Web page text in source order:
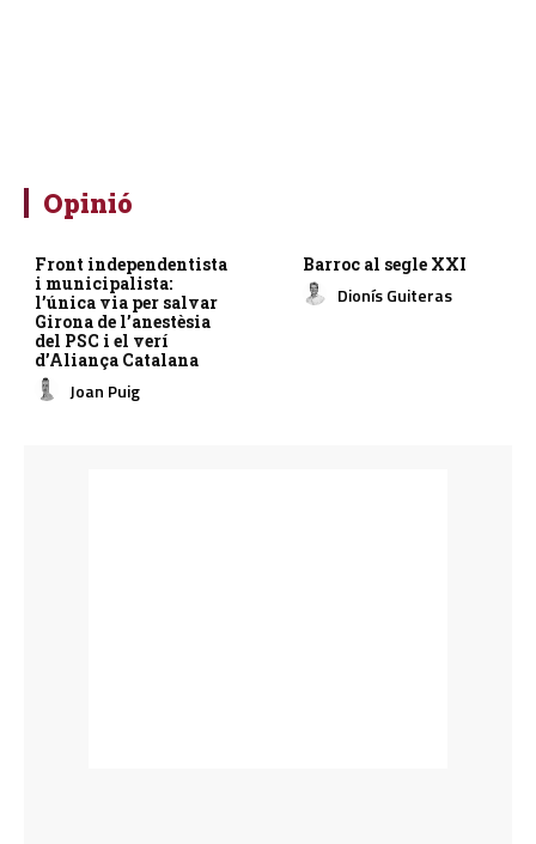
Opinió
Front independentista
i municipalista:
l’única via per salvar
Girona de l’anestèsia
del PSC i el verí
d’Aliança Catalana
Joan Puig
Barroc al segle XXI
Dionís Guiteras